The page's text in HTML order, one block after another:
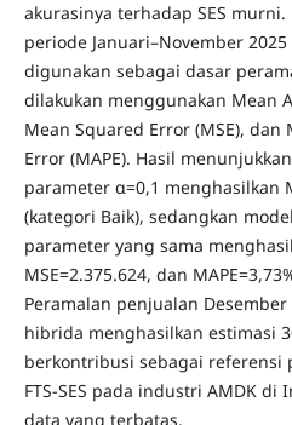
akurasinya terhadap SES
periode Januari–November
digunakan sebagai dasar
dilakukan menggunakan Mean
Mean Squared Error (MSE),
Error (MAPE). Hasil
parameter α=0,1 menghasilkan
(kategori Baik), sedangkan
parameter yang sama
MSE=2.375.624, dan
Peramalan penjualan
hibrida menghasilkan estimasi
berkontribusi sebagai referensi
FTS-SES pada industri AMDK
data yang terbatas.